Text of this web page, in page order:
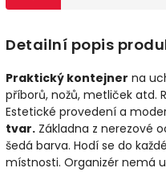
Detailní popis
Praktický kontejner na
příborů, nožů, metliček atd.
Estetické provedení a
tvar. Základna z nerezové
šedá barva. Hodí se do
místnosti. Organizér nemá